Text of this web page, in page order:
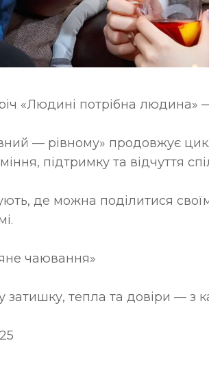
«Людині потрібна
— рівному» продовжує
підтримку та відчуття
де можна поділитися
чаювання»
затишку, тепла та довіри — з